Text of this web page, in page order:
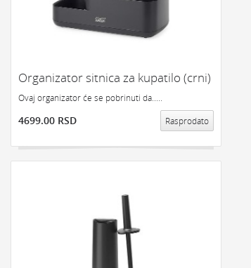
Organizator sitnica za kupatilo (crni)
Ovaj organizator će se pobrinuti da.....
4699.00 RSD Rasprodato